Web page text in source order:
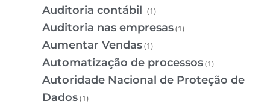
Auditoria contábil (1)
Auditoria nas empresas(1)
Aumentar Vendas(1)
Automatização de processos(1)
Autoridade Nacional de Proteção de
Dados(1)